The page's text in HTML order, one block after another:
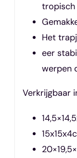
Het
eer
werpen
Verkrijgbaar